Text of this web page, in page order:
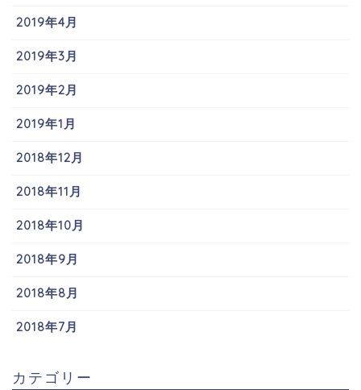
2019年4月
2019年3月
2019年2月
2019年1月
2018年12月
2018年11月
2018年10月
2018年9月
2018年8月
2018年7月
カテゴリー